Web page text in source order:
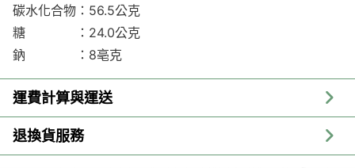
碳水化合物：56.5公克
糖 ：24.0公克
鈉 ：8亳克
運費計算與運送
退換貨服務